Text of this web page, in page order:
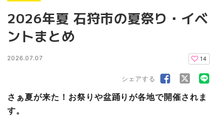
2026年夏 石狩市の夏祭り・イベ
ントまとめ
2026.07.07 14
シェアする
さぁ夏が来た！お祭りや盆踊りが各地で開催されま
す。